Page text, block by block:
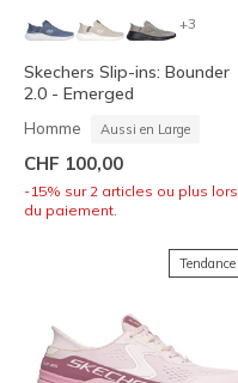
+3
Skechers Slip-ins: Bounder
2.0 - Emerged
Homme Aussi en Large
CHF 100,00
-15% sur 2 articles ou plus lors
du paiement.
Tendance